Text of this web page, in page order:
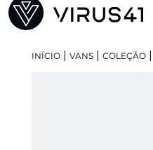
INÍCIO | VANS | COLEÇÃO |